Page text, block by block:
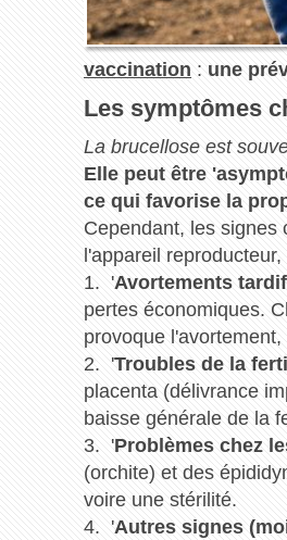
vaccination : une
Les symptômes
La brucellose est
Elle peut être
ce qui favorise la
Cependant, les signes
l'appareil
1. 'Avortements
pertes économiques.
provoque
2. 'Troubles de la
placenta (délivrance
baisse générale de la
3. 'Problèmes chez
(orchite) et des
voire une stérilité.
4. 'Autres signes